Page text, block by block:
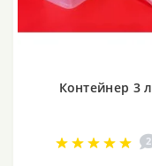
Контейнер 3 л
2